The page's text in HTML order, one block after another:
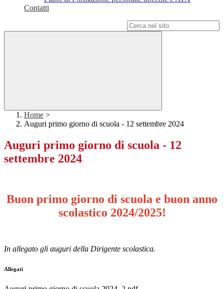
Contatti
Home >
Auguri primo giorno di scuola - 12 settembre 2024
Auguri primo giorno di scuola - 12
settembre 2024
Buon primo giorno di scuola e buon anno
scolastico 2024/2025!
In allegato gli auguri della Dirigente scolastica.
Allegati